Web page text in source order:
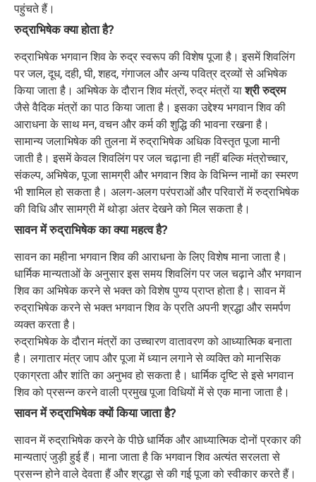
पहुंचते हैं।
रुद्राभिषेक क्या होता है?
रुद्राभिषेक भगवान शिव के रुद्र स्वरूप की विशेष पूजा है। इसमें शिवलिंग
पर जल, दूध, दही, घी, शहद, गंगाजल और अन्य पवित्र द्रव्यों से अभिषेक
किया जाता है। अभिषेक के दौरान शिव मंत्रों, रुद्र मंत्रों याश्री रुद्रम
जैसे वैदिक मंत्रों का पाठ किया जाता है। इसका उद्देश्य भगवान शिव की
आराधना के साथ मन, वचन और कर्म की शुद्धि की भावना रखना है।
सामान्य जलाभिषेक की तुलना में रुद्राभिषेक अधिक विस्तृत पूजा मानी
जाती है। इसमें केवल शिवलिंग पर जल चढ़ाना ही नहीं बल्कि मंत्रोच्चार,
संकल्प, अभिषेक, पूजा सामग्री और भगवान शिव के विभिन्न नामों का स्मरण
भी शामिल हो सकता है। अलग-अलग परंपराओं और परिवारों में रुद्राभिषेक
की विधि और सामग्री में थोड़ा अंतर देखने को मिल सकता है।
सावन में रुद्राभिषेक का क्या महत्व है?
सावन का महीना भगवान शिव की आराधना के लिए विशेष माना जाता है।
धार्मिक मान्यताओं के अनुसार इस समय शिवलिंग पर जल चढ़ाने और भगवान
शिव का अभिषेक करने से भक्त को विशेष पुण्य प्राप्त होता है। सावन में
रुद्राभिषेक करने से भक्त भगवान शिव के प्रति अपनी श्रद्धा और समर्पण
व्यक्त करता है।
रुद्राभिषेक के दौरान मंत्रों का उच्चारण वातावरण को आध्यात्मिक बनाता
है। लगातार मंत्र जाप और पूजा में ध्यान लगाने से व्यक्ति को मानसिक
एकाग्रता और शांति का अनुभव हो सकता है। धार्मिक दृष्टि से इसे भगवान
शिव को प्रसन्न करने वाली प्रमुख पूजा विधियों में से एक माना जाता है।
सावन में रुद्राभिषेक क्यों किया जाता है?
सावन में रुद्राभिषेक करने के पीछे धार्मिक और आध्यात्मिक दोनों प्रकार की
मान्यताएं जुड़ी हुई हैं। माना जाता है कि भगवान शिव अत्यंत सरलता से
प्रसन्न होने वाले देवता हैं और श्रद्धा से की गई पूजा को स्वीकार करते हैं।